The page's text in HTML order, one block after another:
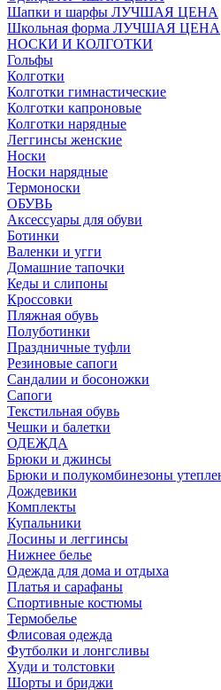
Шапки и шарфы ЛУЧШАЯ ЦЕНА
Школьная форма ЛУЧШАЯ ЦЕНА
НОСКИ И КОЛГОТКИ
Гольфы
Колготки
Колготки гимнастические
Колготки капроновые
Колготки нарядные
Леггинсы женские
Носки
Носки нарядные
Термоноски
ОБУВЬ
Аксессуары для обуви
Ботинки
Валенки и угги
Домашние тапочки
Кеды и слипоны
Кроссовки
Пляжная обувь
Полуботинки
Праздничные туфли
Резиновые сапоги
Сандалии и босоножки
Сапоги
Текстильная обувь
Чешки и балетки
ОДЕЖДА
Брюки и джинсы
Брюки и полукомбинезоны
Дождевики
Комплекты
Купальники
Лосины и леггинсы
Нижнее белье
Одежда для дома и отдыха
Платья и сарафаны
Спортивные костюмы
Термобелье
Флисовая одежда
Футболки и лонгсливы
Худи и толстовки
Шорты и бриджи